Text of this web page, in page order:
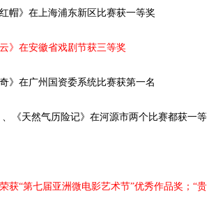
红帽》在上海浦东新区比赛获一等奖
》在安徽省戏剧节获三等奖
》在广州国资委系统比赛获第一名
《天然气历险记》在河源市两个比赛都获一等
获“第七届亚洲微电影艺术节”优秀作品奖；“贵